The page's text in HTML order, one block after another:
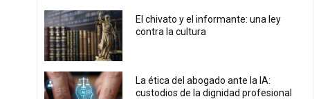
El chivato y el informante: una ley
contra la cultura
La ética del abogado ante la IA:
custodios de la dignidad profesional